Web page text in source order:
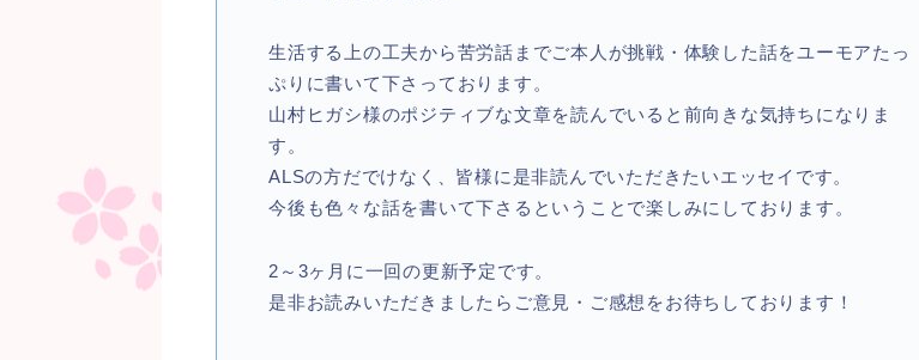
生活する上の工夫から苦労話までご本人が挑戦・体験した話をユーモアたっ
ぷりに書いて下さっております。
山村ヒガシ様のポジティブな文章を読んでいると前向きな気持ちになりま
す。
ALSの方だでけなく、皆様に是非読んでいただきたいエッセイです。
今後も色々な話を書いて下さるということで楽しみにしております。
2～3ヶ月に一回の更新予定です。
是非お読みいただきましたらご意見・ご感想をお待ちしております！